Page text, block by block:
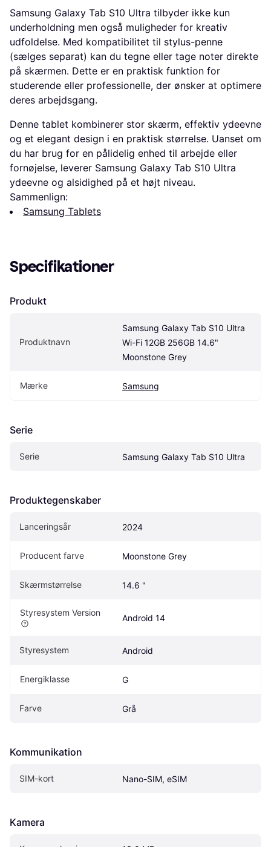
Samsung Galaxy Tab S10 Ultra tilbyder ikke kun
underholdning men også muligheder for kreativ
udfoldelse. Med kompatibilitet til stylus-penne
(sælges separat) kan du tegne eller tage noter direkte
på skærmen. Dette er en praktisk funktion for
studerende eller professionelle, der ønsker at optimere
deres arbejdsgang.
Denne tablet kombinerer stor skærm, effektiv ydeevne
og et elegant design i en praktisk størrelse. Uanset om
du har brug for en pålidelig enhed til arbejde eller
fornøjelse, leverer Samsung Galaxy Tab S10 Ultra
ydeevne og alsidighed på et højt niveau.
Sammenlign:
Samsung Tablets
Specifikationer
Produkt
Produktnavn
Samsung Galaxy Tab S10 Ultra
Wi-Fi 12GB 256GB 14.6"
‎Moonstone Grey
Mærke Samsung
Serie
Serie Samsung Galaxy Tab S10 Ultra
Produktegenskaber
Lanceringsår 2024
Producent farve Moonstone Grey
Skærmstørrelse 14.6 "
Styresystem Version
Android 14
Styresystem Android
Energiklasse G
Farve Grå
Kommunikation
SIM-kort Nano-SIM, eSIM
Kamera